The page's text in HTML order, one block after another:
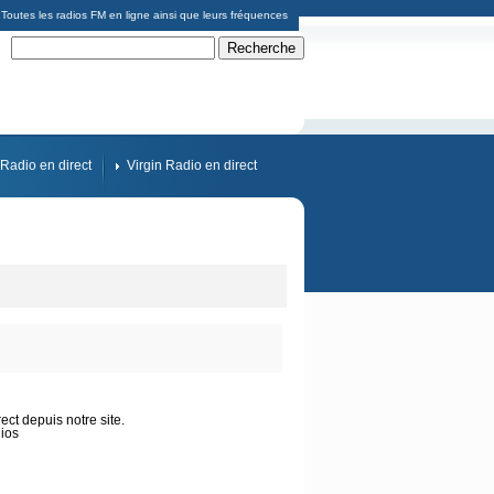
Toutes les radios FM en ligne ainsi que leurs fréquences
en direct Virgin Radio en direct
depuis notre site.